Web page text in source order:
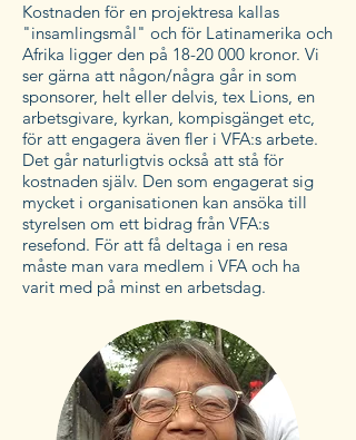
Kostnaden för en projektresa kallas
"insamlingsmål" och för Latinamerika och
Afrika ligger den på 18-20 000 kronor. Vi
ser gärna att någon/några går in som
sponsorer, helt eller delvis, tex Lions, en
arbetsgivare, kyrkan, kompisgänget etc,
för att engagera även fler i VFA:s arbete.
Det går naturligtvis också att stå för
kostnaden själv. Den som engagerat sig
mycket i organisationen kan ansöka till
styrelsen om ett bidrag från VFA:s
resefond. För att få deltaga i en resa
måste man vara medlem i VFA och ha
varit med på minst en arbetsdag.